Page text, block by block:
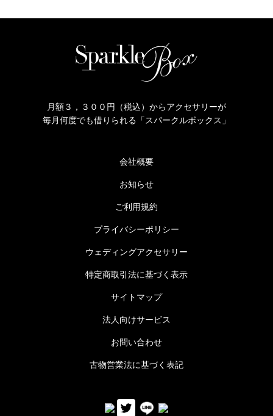
月額３，３００円（税込）からアクセサリーが
毎月何度でも借りられる「スパークルボックス」
会社概要
お知らせ
ご利用規約
プライバシーポリシー
ウェディングアクセサリー
特定商取引法に基づく表示
サイトマップ
法人向けサービス
お問い合わせ
古物営業法に基づく表記